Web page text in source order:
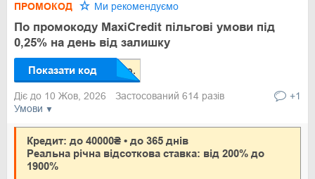
Умови
ПРОМОКОД Ми рекомендуємо
По промокоду MaxiCredit пільгові умови під
0,25% на день від залишку
Показати код
Діє до 10 Жов, 2026 Застосований 614 разів +1
Кредит: до 40000₴ • до 365 днів
Реальна річна відсоткова ставка: від 200% до
1900%